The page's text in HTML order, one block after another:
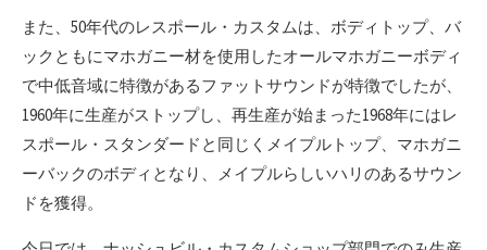
また、50年代のレスポール・カスタムは、ボディトップ、バ
ックともにマホガニー材を使用したオールマホガニーボディ
で中低音域に特徴があるファットサウンドが特徴でしたが、
1960年に生産がストップし、再生産が始まった1968年にはレ
スポール・スタンダードと同じくメイプルトップ、マホガニ
ーバックのボディとなり、メイプルらしいハリのあるサウン
ドを獲得。